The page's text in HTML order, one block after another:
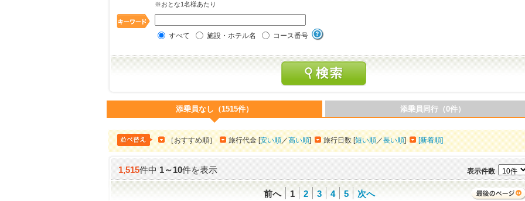
※おとな1名様あたり
すべて 施設・ホテル名 コース番号
添乗員なし（1515件） 添乗員同行（0件）
［おすすめ順］ 旅行代金 [安い順／高い順] 旅行日数 [短い順／長い順] [新着順]
1,515件中1～10件を表示 表示件数
前へ 1 2 3 4 5 次へ